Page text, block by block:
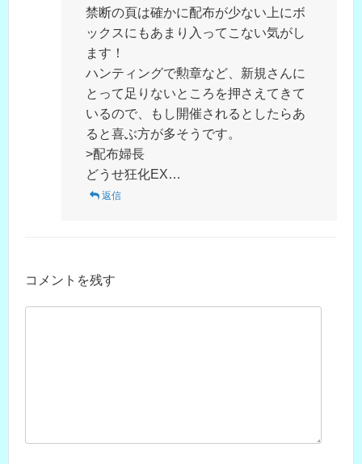
禁断の頁は確かに配布が少ない上にボ
ックスにもあまり入ってこない気がし
ます！
ハンティングで勲章など、新規さんに
とって足りないところを押さえてきて
いるので、もし開催されるとしたらあ
ると喜ぶ方が多そうです。
>配布婦長
どうせ狂化EX…
返信
コメントを残す